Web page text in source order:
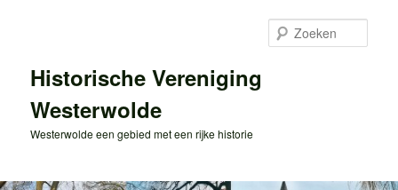
inhoudHistorische Vereniging
Westerwolde
Westerwolde een gebied met een rijke historie